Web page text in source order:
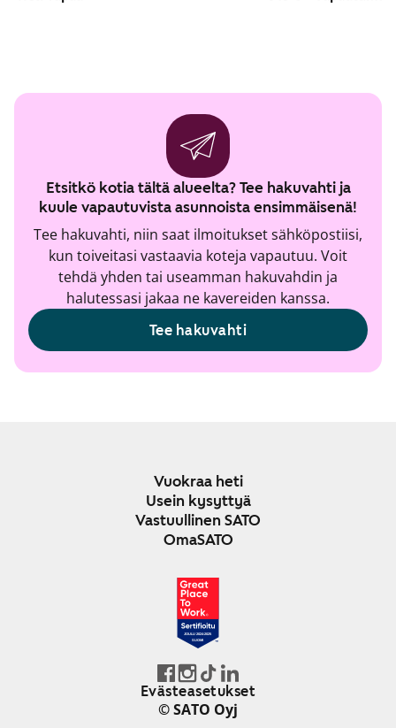
Etsitkö kotia tältä alueelta? Tee hakuvahti ja
kuule vapautuvista asunnoista ensimmäisenä!
Tee hakuvahti, niin saat ilmoitukset sähköpostiisi,
kun toiveitasi vastaavia koteja vapautuu. Voit
tehdä yhden tai useamman hakuvahdin ja
halutessasi jakaa ne kavereiden kanssa.
Tee hakuvahti
Vuokraa heti
Usein kysyttyä
Vastuullinen SATO
OmaSATO
JOULU 2024-2025
SUOMI
Evästeasetukset
© SATO Oyj